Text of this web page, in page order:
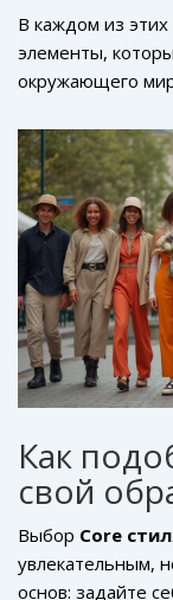
существование
которые
вид.
В каждом из
элементы,
окружающего
экспериментов
внутренний
одежду, но и
и душу миру.
Как
свой
Выбор Core
увлекательным,
основ: задайте